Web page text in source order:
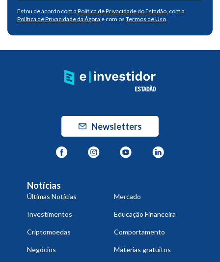
Estou de acordo com a Política de Privacidade do Estadão, com a
Política de Privacidade da Ágora e com os Termos de Uso.
Newsletters
Notícias
Últimas Notícias Mercado
Investimentos Educação Financeira
Criptomoedas Comportamento
Negócios Materias gratuitos